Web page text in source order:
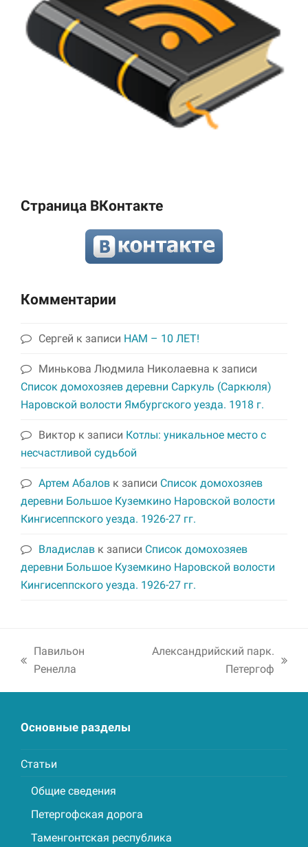
Страница ВКонтакте
Комментарии
Сергей к записи НАМ – 10 ЛЕТ!
Минькова Людмила Николаевна к записи
Список домохозяев деревни Саркуль (Саркюля)
Наровской волости Ямбургского уезда. 1918 г.
Виктор к записи Котлы: уникальное место с
несчастливой судьбой
Артем Абалов к записи Список домохозяев
деревни Большое Куземкино Наровской волости
Кингисеппского уезда. 1926-27 гг.
Владислав к записи Список домохозяев
деревни Большое Куземкино Наровской волости
Кингисеппского уезда. 1926-27 гг.
previous
Павильон
Ренелла
Александрийский парк.
Петергоф
Основные разделы
Статьи
Общие сведения
Петергофская дорога
Таменгонтская республика